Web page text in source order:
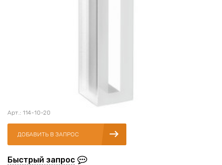
Арт.: 114-10-20
ДОБАВИТЬ В ЗАПРОС
Быстрый запрос